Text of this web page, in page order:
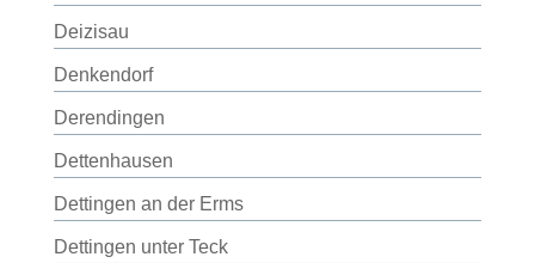
Deizisau
Denkendorf
Derendingen
Dettenhausen
Dettingen an der Erms
Dettingen unter Teck